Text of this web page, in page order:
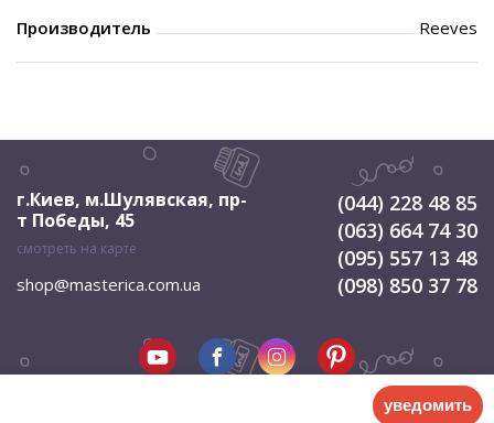
Производитель Reeves
уведомить
г.Киев, м.Шулявская, пр-
т Победы, 45
смотреть на карте
shop@masterica.com.ua
(044) 228 48 85
(063) 664 74 30
(095) 557 13 48
(098) 850 37 78